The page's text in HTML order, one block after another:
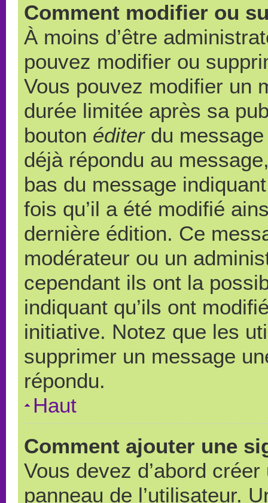
Comment modifier ou
À moins d’être
pouvez modifier ou
Vous pouvez modifier un
durée limitée après sa
bouton éditerdu message
déjà répondu au
bas du message
fois qu’il a été modifié
dernière édition. Ce
modérateur ou un
cependant ils ont la
indiquant qu’ils ont
initiative. Notez que les
supprimer un message
répondu.
Haut
Comment ajouter une
Vous devez d’abord
panneau de l’utilisateur.